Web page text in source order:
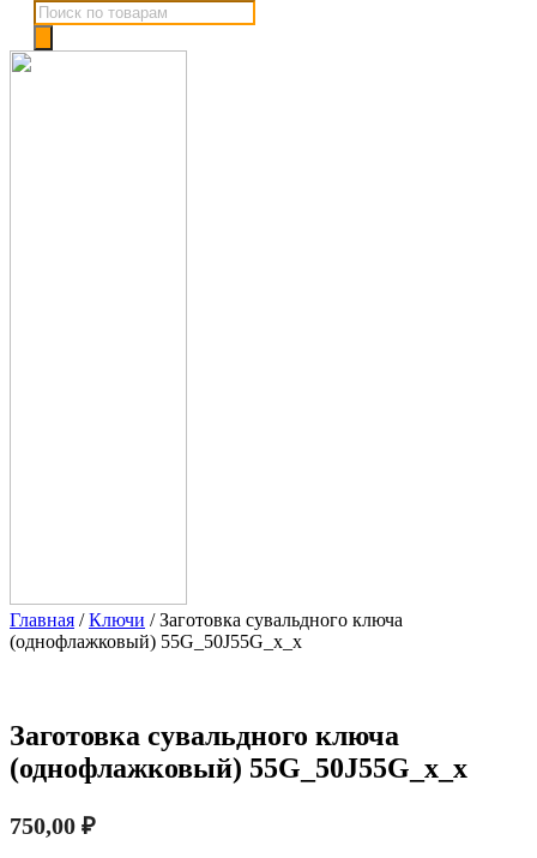
Поиск
товаров
Главная /Ключи / Заготовка сувальдного ключа
(однофлажковый) 55G_50J55G_x_x
Заготовка сувальдного ключа
(однофлажковый) 55G_50J55G_x_x
750,00 ₽